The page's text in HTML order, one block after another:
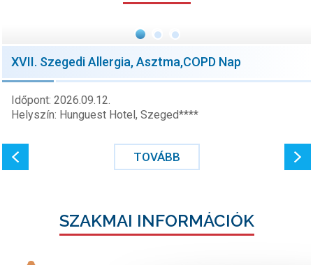
XVII. Szegedi Allergia, Asztma,COPD Nap
Időpont: 2026.09.12.
Helyszín: Hunguest Hotel, Szeged****
TOVÁBB
SZAKMAI INFORMÁCIÓK